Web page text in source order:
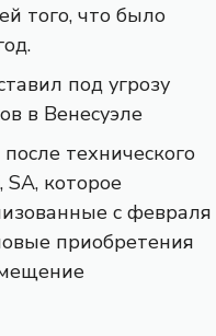
того, что было
под угрозу
в Венесуэле
технического
которое
с февраля
приобретения